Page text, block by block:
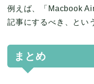
例えば、「Macbook
記事にするべき、とい
まとめ